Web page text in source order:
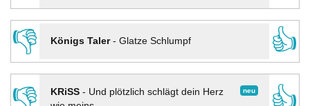
👎
Königs Taler- Glatze Schlumpf
👍
👎
neu
KRiSS- Und plötzlich schlägt dein Herz
👍